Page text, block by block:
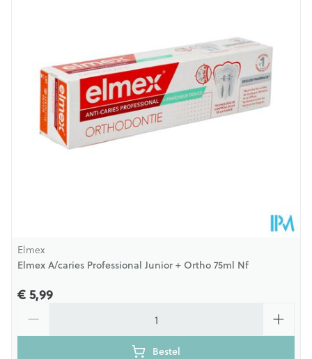
Verpakking
75
Behoud Kamertemperatuur (15°C - 25°C)
Elmex
Elmex A/caries Professional Junior + Ortho 75ml Nf
€ 5,99
Bestel